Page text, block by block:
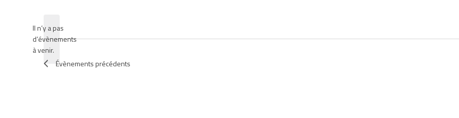
Notice
Il n’y a pas
d’évènements
à venir.
Évènementsprécédents